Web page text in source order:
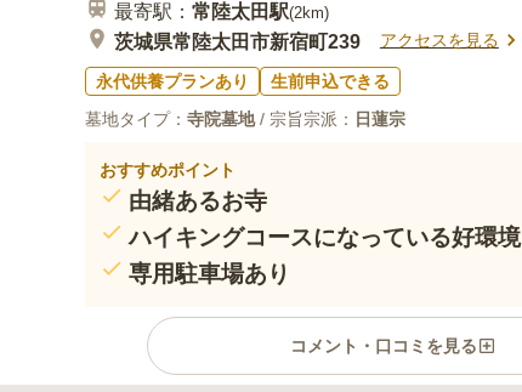
最寄駅： 常陸太田駅(2km)
茨城県常陸太田市新宿町239 アクセスを見る
永代供養プランあり
生前申込できる
墓地タイプ： 寺院墓地/ 宗旨宗派： 日蓮宗
おすすめポイント
由緒あるお寺
ハイキングコースになっている好環境
専用駐車場あり
コメント・口コミを見る